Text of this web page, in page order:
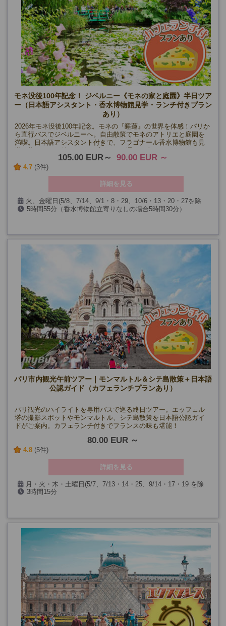
モネ没後100年記念！ ジベルニー《モネの家と庭園》半日ツア
ー（日本語アシスタント・香水博物館見学・ランチ付きプラン
あり）
2026年モネ没後100年記念。モネの『睡蓮』の世界を体感！パリか
ら直行バスでジベルニーへ。自由散策でモネのアトリエと庭園を
満喫。日本語アシスタント付きで、フラゴナール香水博物館も見
105.00 EUR 90.00 EUR
4.7 (3件)
詳細を見る
火、金曜日(5/8、7/14、9/1・8・29、10/6・13・20・27を除
く) 5時間55分（香水博物館立寄りなしの場合5時間30分）
パリ市内観光午前ツアー｜モンマルトル＆シテ島散策＋日本語
公認ガイド（カフェランチプランあり）
パリ観光のハイライトを専用バスで巡る終日ツアー。エッフェル
塔の撮影スポットやモンマルトル、シテ島散策を日本語公認ガイ
ドがご案内。カフェランチ付きでフランスの味も堪能！
80.00 EUR
4.8 (5件)
詳細を見る
月・火・木・土曜日(5/7、7/13・14・25、9/14・17・19 を除
く) 3時間15分